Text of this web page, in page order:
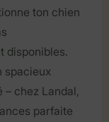
ton chien
disponibles.
spacieux
chez Landal,
parfaite